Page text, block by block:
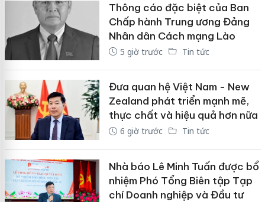
Thông cáo đặc biệt của Ban
Chấp hành Trung ương Đảng
Nhân dân Cách mạng Lào
5 giờ trước Tin tức
Đưa quan hệ Việt Nam - New
Zealand phát triển mạnh mẽ,
thực chất và hiệu quả hơn nữa
6 giờ trước Tin tức
Nhà báo Lê Minh Tuấn được bổ
nhiệm Phó Tổng Biên tập Tạp
chí Doanh nghiệp và Đầu tư